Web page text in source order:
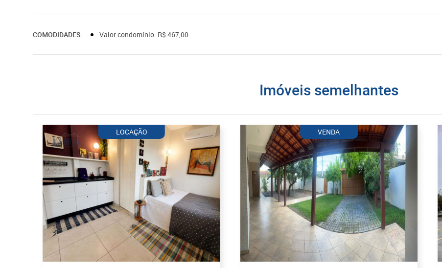
COMODIDADES: Valor condomínio: R$ 467,00
imóveis semelhantes
LOCAÇÃO VENDA